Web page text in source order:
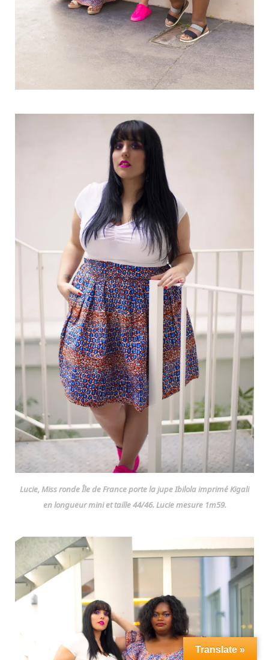
Lucie, Miss ronde Île de France porte la jupe Ibilola imprimé Kigali
en longueur mini et taille 44/46. Lucie mesure 1m59.
Translate »